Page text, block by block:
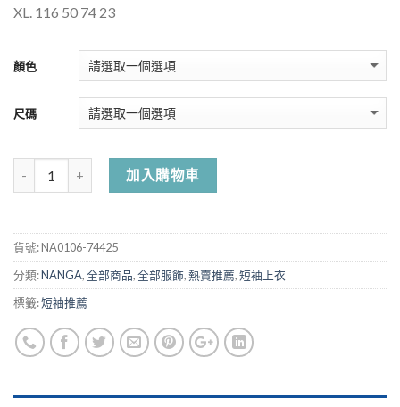
XL. 116 50 74 23
顏色
尺碼
加入購物車
貨號:NA0106-74425
分類:NANGA,全部商品,全部服飾,熱賣推薦,短袖上衣
標籤:短袖推薦